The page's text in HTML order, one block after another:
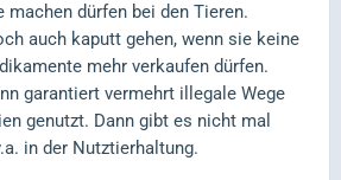
machen dürfen bei den Tieren.
auch kaputt gehen, wenn sie keine
mehr verkaufen dürfen.
garantiert vermehrt illegale Wege
genutzt. Dann gibt es nicht mal
in der Nutztierhaltung.